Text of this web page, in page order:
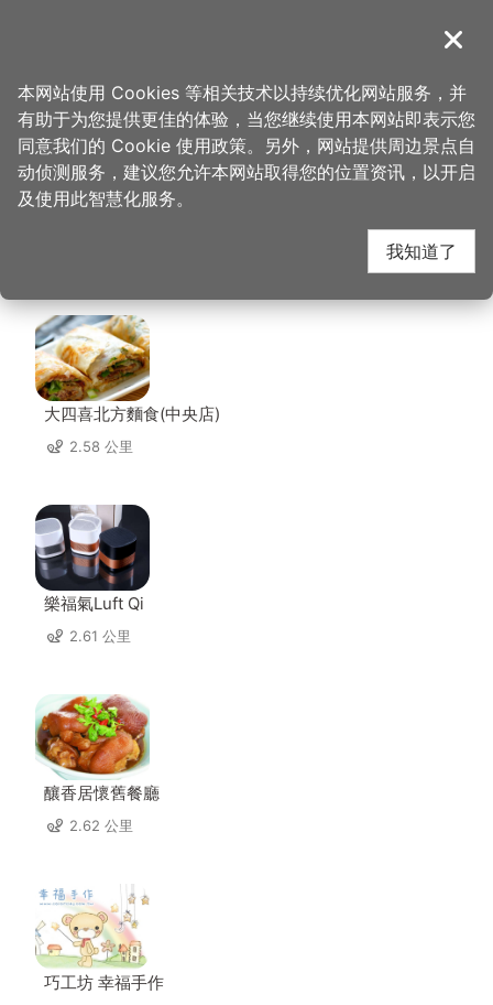
導覽
首页 > 想去的地方 > 美食、购物 > 达令大林 创意冰品
达令大林 创意冰品 周
边店家
大四喜北方麵食(中央店)
2.58 公里
樂福氣Luft Qi
2.61 公里
釀香居懷舊餐廳
2.62 公里
巧工坊 幸福手作
关闭
本网站使用 Cookies 等相关技术以持续优化网站服务，并
有助于为您提供更佳的体验，当您继续使用本网站即表示您
同意我们的 Cookie 使用政策。另外，网站提供周边景点自
动侦测服务，建议您允许本网站取得您的位置资讯，以开启
及使用此智慧化服务。
我知道了